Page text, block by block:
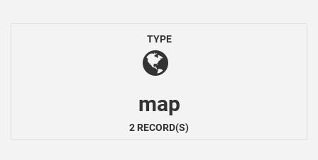
TYPE
map
2 RECORD(S)